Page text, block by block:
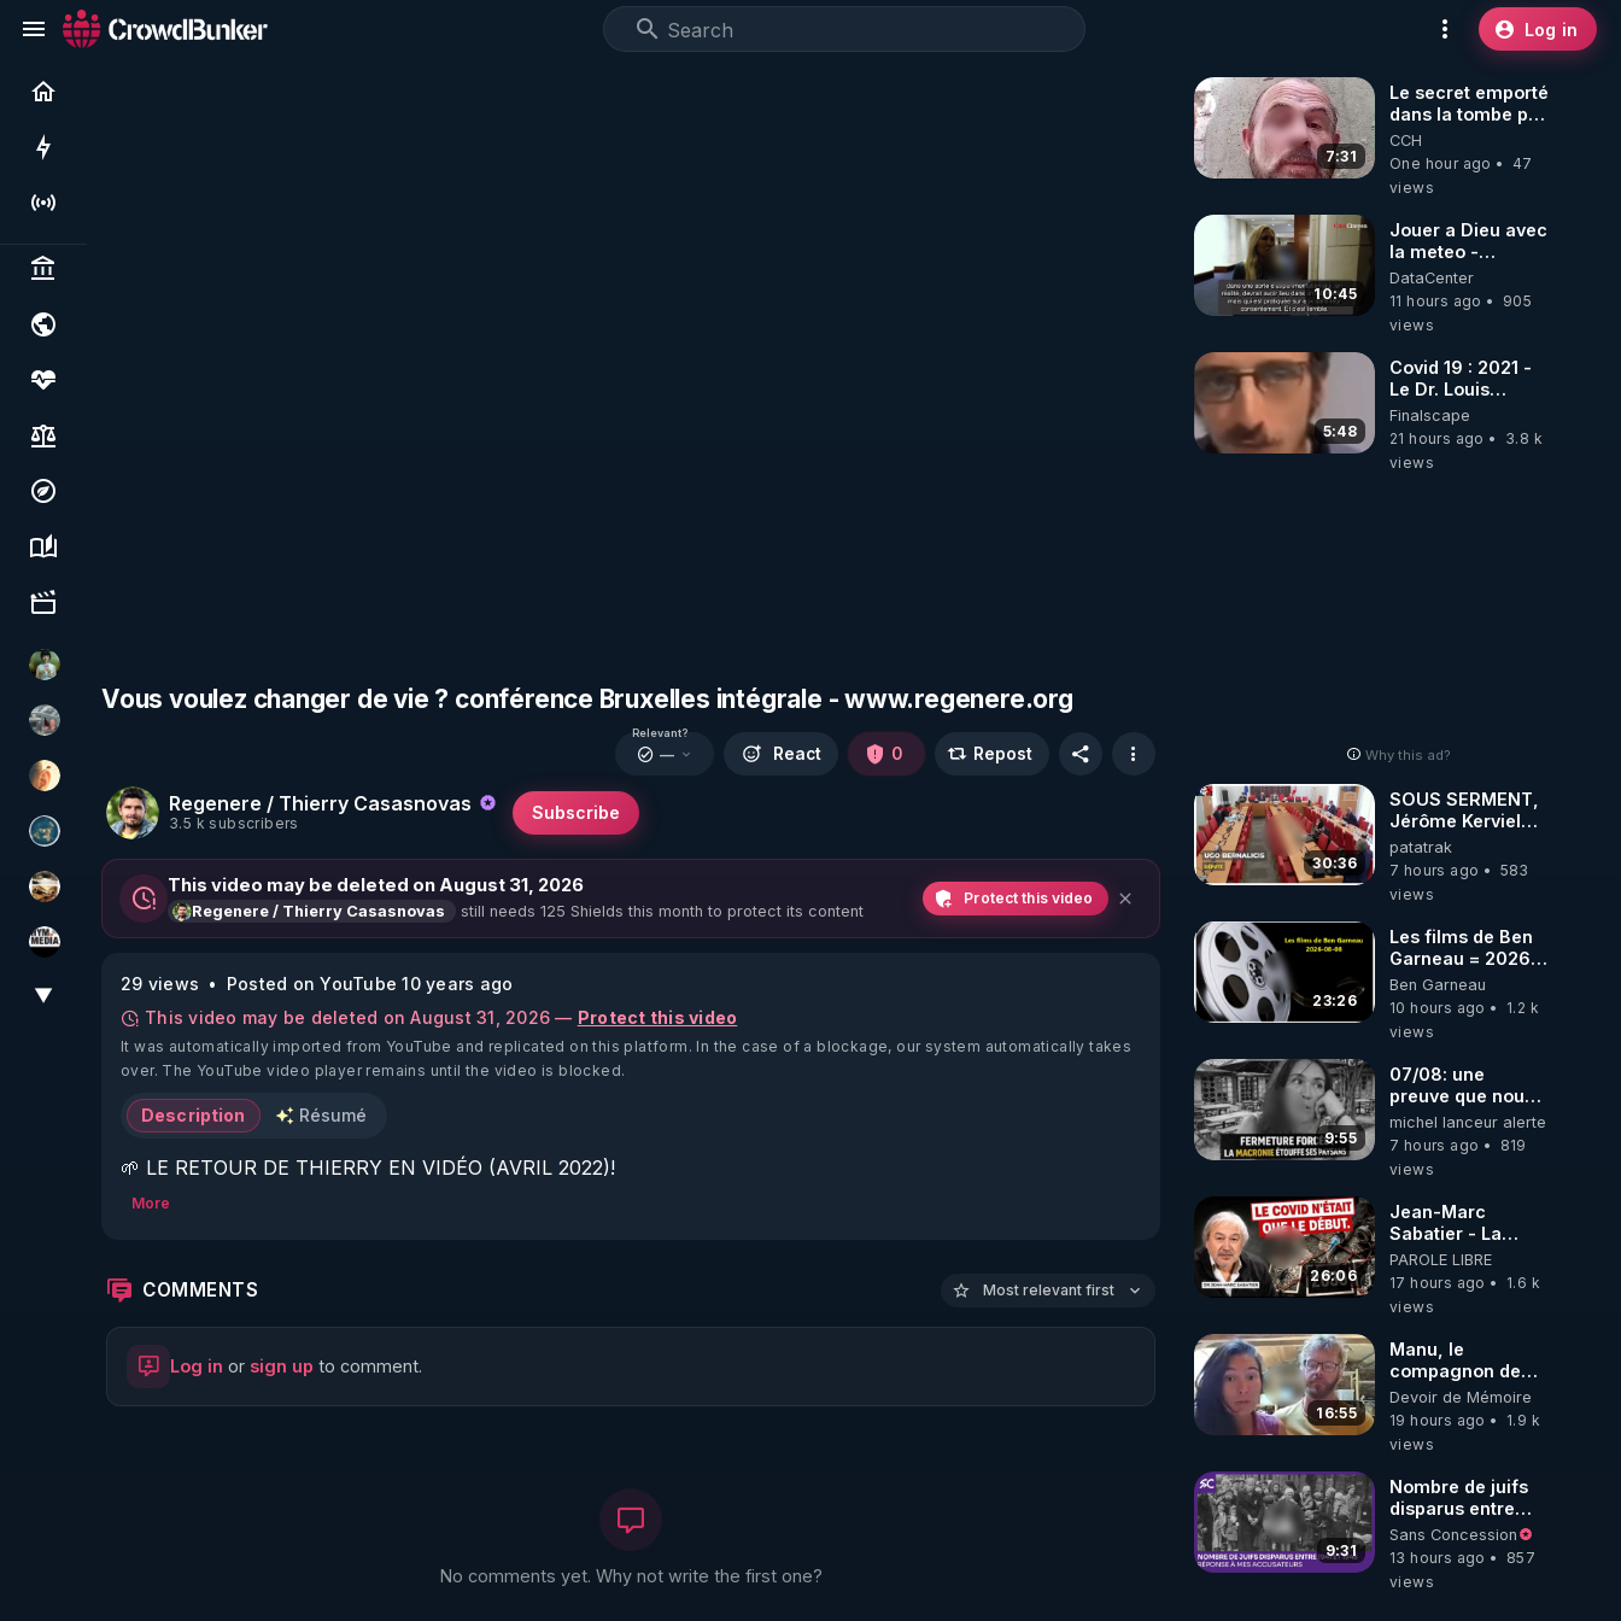
Log in
Live
Politics & institutions
Society, justice & freedoms
Economy, environment & technology
Science, history & spirituality
Culture, media & entertainment
Sonmi-877
Ben Garneau
La Puce à l'oreille
Réinformation sur le monde
patatrak
HYM.MEDIA
▼
Vous voulez changer de vie ? conférence Bruxelles intégrale - www.regenere.org
Regenere / Thierry Casasnovas
3.5 k subscribers
Subscribe
Relevant?
— React 0 Repost
This video may be deleted on August 31, 2026
Regenere / Thierry Casasnovas still needs 125 Shields this month to protect its content
Protect this video
29 views
Posted on YouTube 10 years ago
This video may be deleted on August 31, 2026 — Protect this video
It was automatically imported from YouTube and replicated on this platform. In the case of a blockage, our system automatically takes
over. The YouTube video player remains until the video is blocked.
Description Résumé
🌱 LE RETOUR DE THIERRY EN VIDÉO (AVRIL 2022)!
🌱 LE MAGAZINE RÉGÉNÈRE
http://rgnr.li/ymag
More
COMMENTS Most relevant first
Log in or sign up to comment.
No comments yet. Why not write the first one?
7:31
Le secret emporté
dans la tombe par
le Commandant
Cousteau le 25
juin 1997
CCH
One hour ago
47
views
10:45
Jouer a Dieu avec
la meteo -
Citoicitoyen
DataCenter
11 hours ago
905
views
5:48
Covid 19 : 2021 -
Le Dr. Louis
Fouché renverse
le plateau de
CNews !
Finalscape
21 hours ago
3.8 k
views
Why this ad?
30:36
SOUS SERMENT,
Jérôme Kerviel
balance tout à
l'Assemblée !
patatrak
7 hours ago
583
views
23:26
Les films de Ben
Garneau = 2026-
08-08
Ben Garneau
10 hours ago
1.2 k
views
9:55
07/08: une
preuve que nous
somme passé en
absurdie une
dictature qui veut
opposant !
michel lanceur alerte
7 hours ago
819
views
26:06
Jean-Marc
Sabatier - La
Covid-19 n'a été
que le début -
L'ARNm &
où auront-t-il ?
PAROLE LIBRE
17 hours ago
1.6 k
views
16:55
Manu, le
compagnon de
Kyria, raconte sa
garde à vue
musclée.
Devoir de Mémoire
19 hours ago
1.9 k
views
9:31
Nombre de juifs
disparus entre
1941 et 1945
(Réponse à mes
accusateurs)
Sans Concession
13 hours ago
857
views